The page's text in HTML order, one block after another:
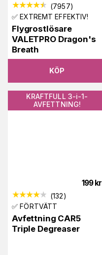
(7957)
✅ EXTREMT EFFEKTIV!
Flygrostlösare
VALETPRO Dragon's
Breath
KÖP
KRAFTFULL 3-i-1-
AVFETTNING!
199 kr
(132)
✅ FÖRTVÄTT
Avfettning CAR5
Triple Degreaser